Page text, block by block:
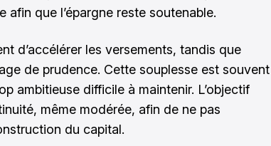
afin que l’épargne reste soutenable.
d’accélérer les versements, tandis que
de prudence. Cette souplesse est souvent
ambitieuse difficile à maintenir. L’objectif
même modérée, afin de ne pas
du capital.